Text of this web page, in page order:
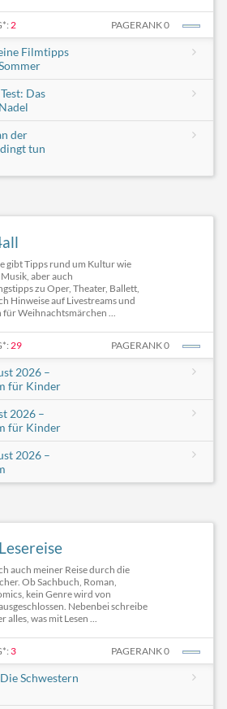
2 PAGERANK 0
Filmtipps
Das
der
tun
gibt Tipps rund um Kultur wie
aber auch
zu Oper, Theater, Ballett,
Hinweise auf Livestreams und
Weihnachtsmärchen ...
29 PAGERANK 0
2026 –
für Kinder
2026 –
für Kinder
2026 –
auch meiner Reise durch die
Ob Sachbuch, Roman,
kein Genre wird von
Nebenbei schreibe
alles, was mit Lesen ...
3 PAGERANK 0
Schwestern